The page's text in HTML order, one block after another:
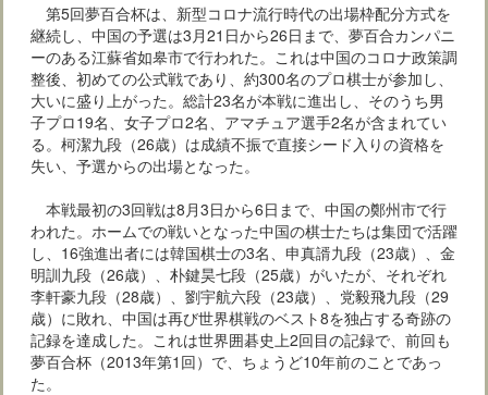
第5回夢百合杯は、新型コロナ流行時代の出場枠配分方式を
継続し、中国の予選は3月21日から26日まで、夢百合カンパニ
ーのある江蘇省如皋市で行われた。これは中国のコロナ政策調
整後、初めての公式戦であり、約300名のプロ棋士が参加し、
大いに盛り上がった。総計23名が本戦に進出し、そのうち男
子プロ19名、女子プロ2名、アマチュア選手2名が含まれてい
る。柯潔九段（26歳）は成績不振で直接シード入りの資格を
失い、予選からの出場となった。
本戦最初の3回戦は8月3日から6日まで、中国の鄭州市で行
われた。ホームでの戦いとなった中国の棋士たちは集団で活躍
し、16強進出者には韓国棋士の3名、申真諝九段（23歳）、金
明訓九段（26歳）、朴鍵昊七段（25歳）がいたが、それぞれ
李軒豪九段（28歳）、劉宇航六段（23歳）、党毅飛九段（29
歳）に敗れ、中国は再び世界棋戦のベスト8を独占する奇跡の
記録を達成した。これは世界囲碁史上2回目の記録で、前回も
夢百合杯（2013年第1回）で、ちょうど10年前のことであっ
た。